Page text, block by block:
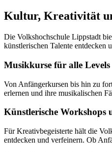
Kultur, Kreativität
Die Volkshochschule Lippstadt
künstlerischen Talente entdecken
Musikkurse für alle Levels
Von Anfängerkursen bis hin zu
erlernen und ihre musikalischen
Künstlerische Workshops
Für Kreativbegeisterte hält die
entdecken und verfeinern. Ob